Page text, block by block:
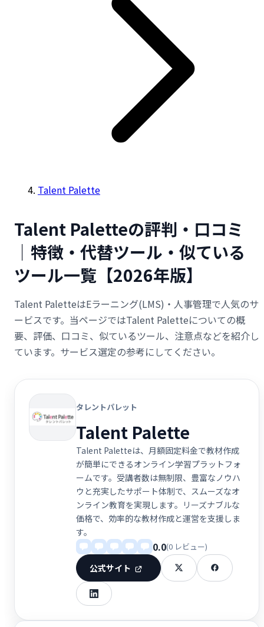
Talent Palette
Talent Paletteの評判・口コミ
｜特徴・代替ツール・似ている
ツール一覧【2026年版】
Talent PaletteはEラーニング(LMS)・人事管理で人気のサ
ービスです。当ページではTalent Paletteについての概
要、評価、口コミ、似ているツール、注意点などを紹介し
ています。サービス選定の参考にしてください。
タレントパレット
Talent Palette
Talent Paletteは、月額固定料金で教材作成
が簡単にできるオンライン学習プラットフォ
ームです。受講者数は無制限、豊富なノウハ
ウと充実したサポート体制で、スムーズなオ
ンライン教育を実現します。リーズナブルな
価格で、効率的な教材作成と運営を支援しま
す。
0.0(0 レビュー)
公式サイト